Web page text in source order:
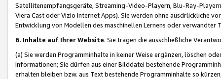
Satellitenempfangsgeräte, Streaming-Video-Playern, Blu-Ray-
Viera Cast oder Vizio Internet Apps). Sie werden ohne ausdrückliche
Entwicklung von Modellen des maschinellen Lernens oder
6. Inhalte auf Ihrer Website. Sie tragen die ausschließliche
(a) Sie werden Programminhalte in keiner Weise ergänzen, löschen
Informationen; Sie dürfen aus einer Bilddatei bestehende
erhalten bleiben bzw. aus Text bestehende Programminhalte so